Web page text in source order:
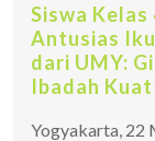
Siswa Kelas
Antusias
dari UMY:
Ibadah
Yogyakarta, 22